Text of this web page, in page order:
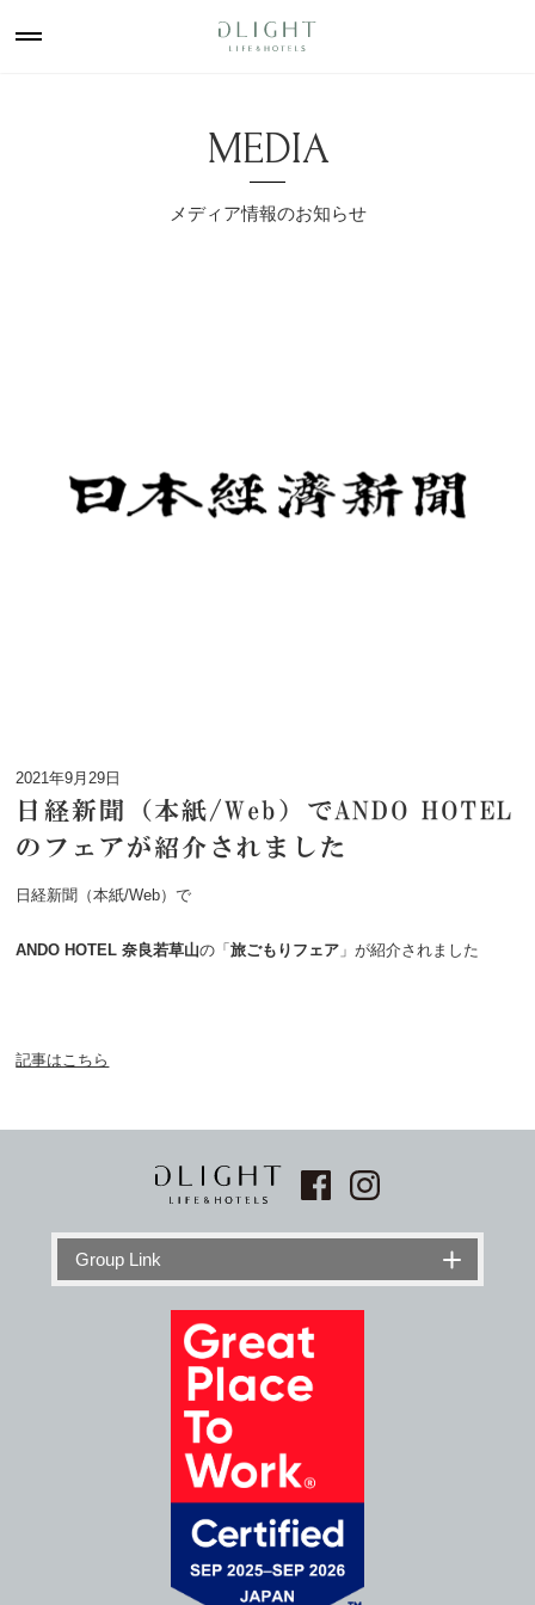
MEDIA
メディア情報のお知らせ
2021年9月29日
日経新聞（本紙/Web）でANDO HOTEL
のフェアが紹介されました
日経新聞（本紙/Web）で
ANDO HOTEL 奈良若草山の「旅ごもりフェア 」が紹介されました
記事はこちら
Group Link